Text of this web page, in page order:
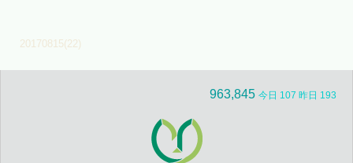
20170815(22)
963,845 今日 107 昨日 193